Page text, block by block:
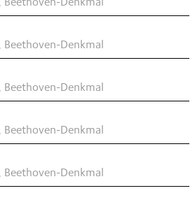
Denkmal
Denkmal
Denkmal
Denkmal